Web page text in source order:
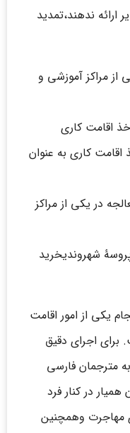
ارائه ندهند،تمدید
از مراکز آموزشی و
اقامت کاری
اقامت کاری به عنوان
در یکی از مراکز
پروسۀ شهروندیخرید
یکی از امور اقامت
اجرای دقیق
مترجمان فارسی
همیار در کنار فرد
مهاجرت وهمچنین